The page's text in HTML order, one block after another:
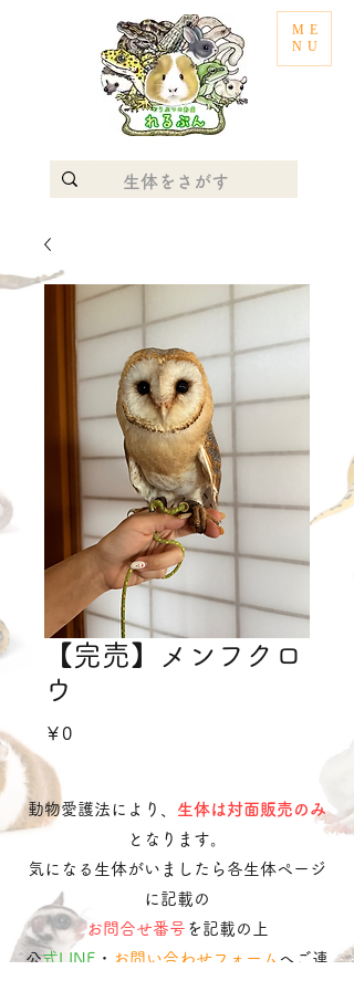
ME
NU
【完売】メンフクロ
ウ
￥0価
動物愛護法により、 生体は対面販売のみ
となります。
気になる生体がいましたら各生体ページ
に記載の
お問合せ番号 を記載の上
​公式LINE ・ お問い合わせフォーム へご連